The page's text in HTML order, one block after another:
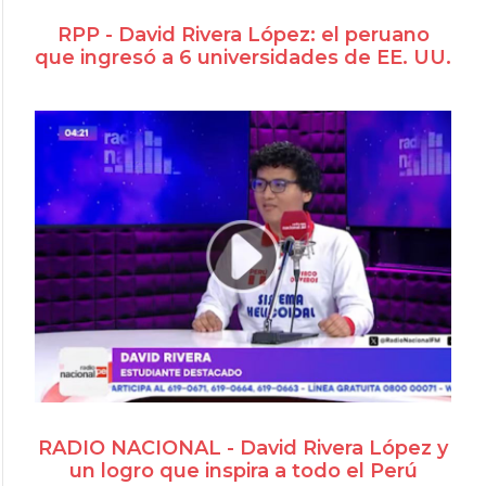
RPP - David Rivera López: el peruano
que ingresó a 6 universidades de EE. UU.
RADIO NACIONAL - David Rivera López y
un logro que inspira a todo el Perú